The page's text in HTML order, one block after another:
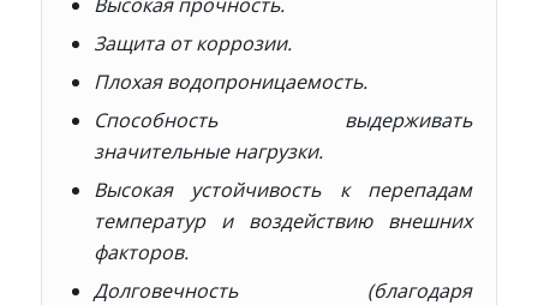
Защита от коррозии.
Плохая водопроницаемость.
Способность выдерживать
значительные нагрузки.
Высокая устойчивость к перепадам
температур и воздействию внешних
факторов.
Долговечность (благодаря